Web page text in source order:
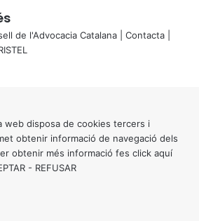
de l'Advocacia Catalana | Contacta
web disposa de cookies tercers i
obtenir informació de navegació dels
obtenir més informació fes click aquí
- REFUSAR